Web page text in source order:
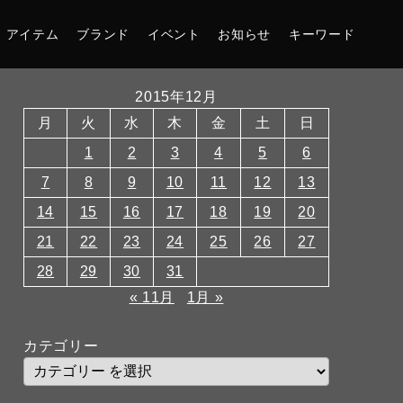
アイテム ブランド イベント お知らせ キーワード
2015年12月
月
火 水 木 金 土
日
1
2 3 4 5
6
7
8 9 10 11 12
13
14
15 16 17 18 19
20
21
22 23 24 25 26
27
28
29 30
31
« 11月
1月 »
カテゴリー